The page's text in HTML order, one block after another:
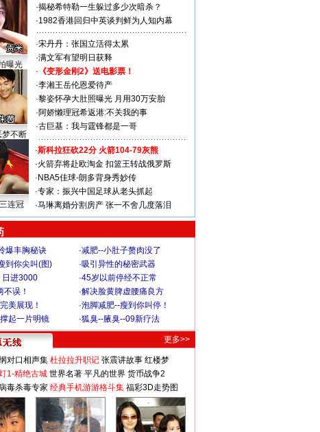
曝光
梦不断
·揭秘希特勒一生躲过多少次暗杀？
·1982香港回归中英谈判鲜为人知内幕
·宋丹丹：张国立活得太累
·满文军有望明日获释
· 《变形金刚2》送电影票！
·李湘王岳伦恩爱待产
·黎姿怀孕大肚照曝光 月用30万安胎
·阿娇懒理冠希返港:不关我的事
·古巨基：我与霆锋都是一哥
连冠
·斯科拉狂砍22分 火箭104-79灰熊
·火箭弃将赴欧淘金 扣篮王转战俄罗斯
· NBA5佳球-朗多背身秀妙传
·专家：振兴中国足球从老头抓起
·马琳离婚分割房产 张一不舍几度落泪
爆丰胸秘诀 ·减肥--小肚子赘肉没了
到你尖叫(图) ·吸引异性的秘密武器
日进3000 ·45岁以前停经不正常
不误！ ·解决脸黄脾虚腰痛良方
美展现！ ·泡脚减肥--瘦到你叫停！
起一片明镜 ·狐臭--腋臭--09新疗法
更多>>
对口相声集 杜拉拉升职记 张震讲故事 红楼梦
1-精绝古城 世界名著 平凡的世界 货币战争2
毒杀毒专家 经典手机游游格斗集 福彩3D走势图